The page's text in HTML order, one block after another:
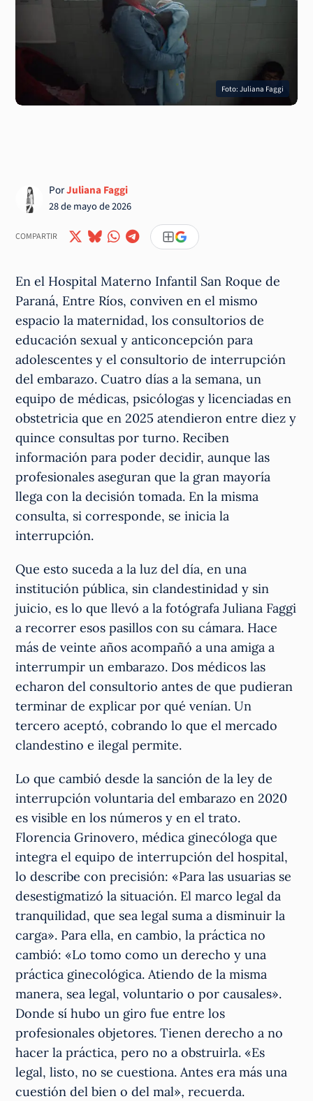
Foto: Juliana Faggi
PorJuliana Faggi
28 de mayo de 2026
COMPARTIR
En el Hospital Materno Infantil San Roque de
Paraná, Entre Ríos, conviven en el mismo
espacio la maternidad, los consultorios de
educación sexual y anticoncepción para
adolescentes y el consultorio de interrupción
del embarazo. Cuatro días a la semana, un
equipo de médicas, psicólogas y licenciadas en
obstetricia que en 2025 atendieron entre diez y
quince consultas por turno. Reciben
información para poder decidir, aunque las
profesionales aseguran que la gran mayoría
llega con la decisión tomada. En la misma
consulta, si corresponde, se inicia la
interrupción.
Que esto suceda a la luz del día, en una
institución pública, sin clandestinidad y sin
juicio, es lo que llevó a la fotógrafa Juliana Faggi
a recorrer esos pasillos con su cámara. Hace
más de veinte años acompañó a una amiga a
interrumpir un embarazo. Dos médicos las
echaron del consultorio antes de que pudieran
terminar de explicar por qué venían. Un
tercero aceptó, cobrando lo que el mercado
clandestino e ilegal permite.
Lo que cambió desde la sanción de la ley de
interrupción voluntaria del embarazo en 2020
es visible en los números y en el trato.
Florencia Grinovero, médica ginecóloga que
integra el equipo de interrupción del hospital,
lo describe con precisión: «Para las usuarias se
desestigmatizó la situación. El marco legal da
tranquilidad, que sea legal suma a disminuir la
carga». Para ella, en cambio, la práctica no
cambió: «Lo tomo como un derecho y una
práctica ginecológica. Atiendo de la misma
manera, sea legal, voluntario o por causales».
Donde sí hubo un giro fue entre los
profesionales objetores. Tienen derecho a no
hacer la práctica, pero no a obstruirla. «Es
legal, listo, no se cuestiona. Antes era más una
cuestión del bien o del mal», recuerda.